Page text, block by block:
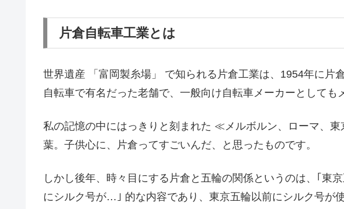
片倉自転車工業とは
世界遺産 「富岡製糸場」 で知られる片倉工業は、1954年に片
自転車で有名だった老舗で、一般向け自転車メーカーとしても
私の記憶の中にはっきりと刻まれた ≪メルボルン、ローマ、
葉。子供心に、片倉ってすごいんだ、と思ったものです。
しかし後年、時々目にする片倉と五輪の関係というのは、｢東
にシルク号が…｣ 的な内容であり、東京五輪以前にシルク号が